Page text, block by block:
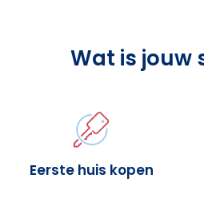
Wat is jouw
Eerste huis kopen